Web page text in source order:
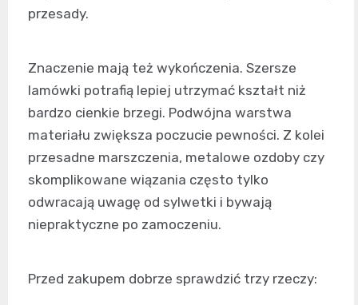
przesady.
Znaczenie mają też wykończenia. Szersze
lamówki potrafią lepiej utrzymać kształt niż
bardzo cienkie brzegi. Podwójna warstwa
materiału zwiększa poczucie pewności. Z kolei
przesadne marszczenia, metalowe ozdoby czy
skomplikowane wiązania często tylko
odwracają uwagę od sylwetki i bywają
niepraktyczne po zamoczeniu.
Przed zakupem dobrze sprawdzić trzy rzeczy: